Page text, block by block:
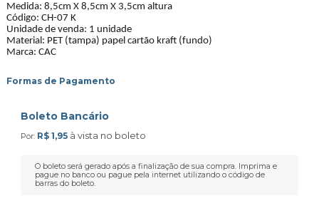
Medida: 8,5cm X 8,5cm X 3,5cm altura
Código: CH-07 K
Unidade de venda: 1 unidade
Material: PET (tampa) papel cartão kraft (fundo)
Marca: CAC
Formas de Pagamento
Boleto Bancário
Por: R$ 1,95 à vista no boleto
O boleto será gerado após a finalização de sua compra. Imprima e
pague no banco ou pague pela internet utilizando o código de
barras do boleto.